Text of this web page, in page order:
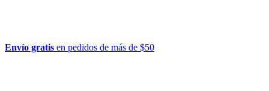
Envío gratis en pedidos de más de $50